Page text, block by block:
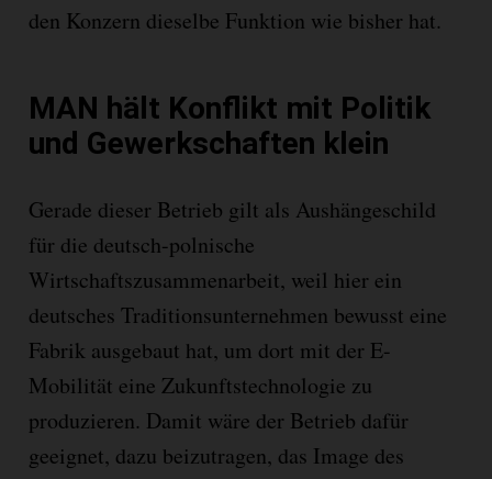
den Konzern dieselbe Funktion wie bisher hat.
MAN hält Konflikt mit Politik
und Gewerkschaften klein
Gerade dieser Betrieb gilt als Aushängeschild
für die deutsch-polnische
Wirtschaftszusammenarbeit, weil hier ein
deutsches Traditionsunternehmen bewusst eine
Fabrik ausgebaut hat, um dort mit der E-
Mobilität eine Zukunftstechnologie zu
produzieren. Damit wäre der Betrieb dafür
geeignet, dazu beizutragen, das Image des